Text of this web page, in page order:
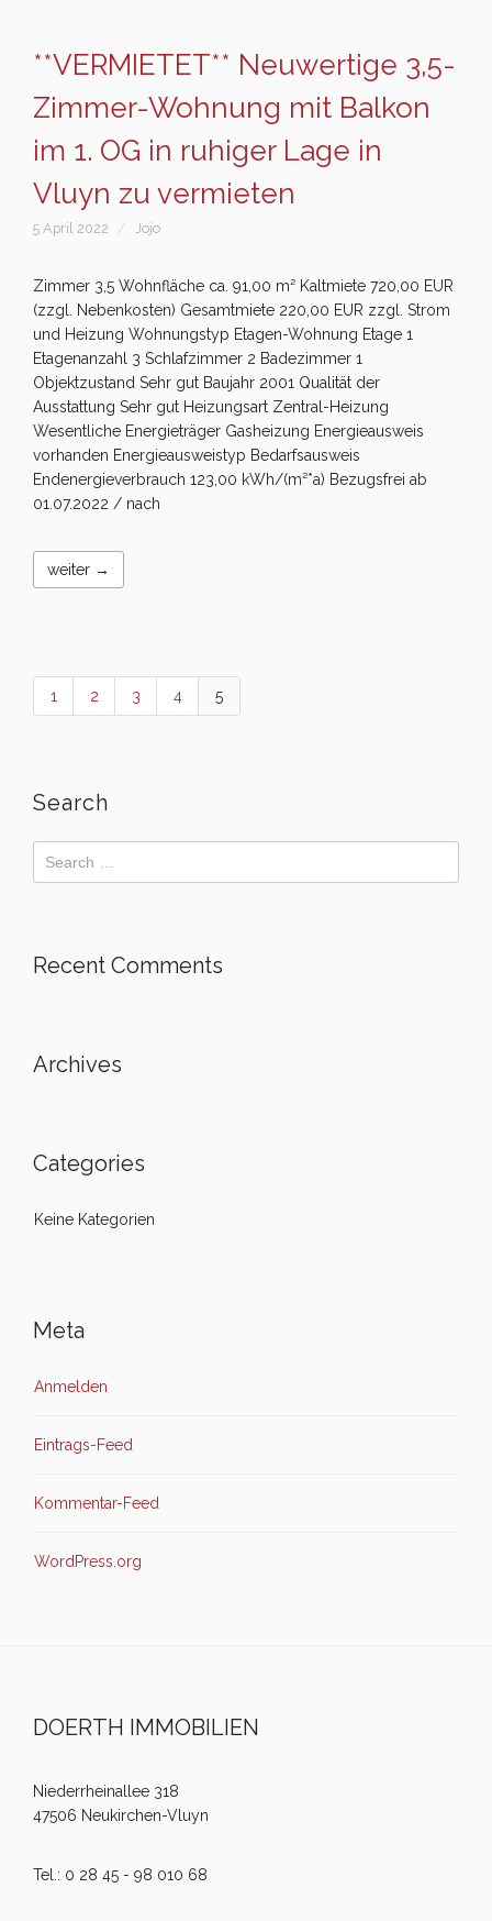
**VERMIETET** Neuwertige 3,5-
Zimmer-Wohnung mit Balkon
im 1. OG in ruhiger Lage in
Vluyn zu vermieten
5 April 2022 Jojo
Zimmer 3,5 Wohnfläche ca. 91,00 m² Kaltmiete 720,00 EUR
(zzgl. Nebenkosten) Gesamtmiete 220,00 EUR zzgl. Strom
und Heizung Wohnungstyp Etagen-Wohnung Etage 1
Etagenanzahl 3 Schlafzimmer 2 Badezimmer 1
Objektzustand Sehr gut Baujahr 2001 Qualität der
Ausstattung Sehr gut Heizungsart Zentral-Heizung
Wesentliche Energieträger Gasheizung Energieausweis
vorhanden Energieausweistyp Bedarfsausweis
Endenergieverbrauch 123,00 kWh/(m²*a) Bezugsfrei ab
01.07.2022 / nach
weiter →
1 2 3 4 5
Search
Recent Comments
Archives
Categories
Keine Kategorien
Meta
Anmelden
Eintrags-Feed
Kommentar-Feed
WordPress.org
DOERTH IMMOBILIEN
Niederrheinallee 318
47506 Neukirchen-Vluyn
Tel.: 0 28 45 - 98 010 68